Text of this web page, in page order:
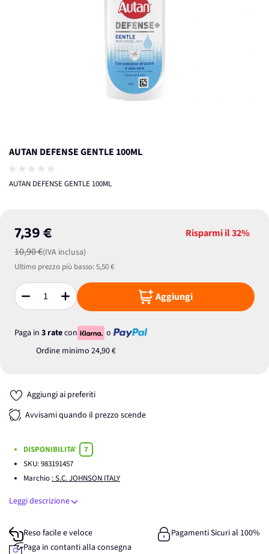
AUTAN DEFENSE GENTLE 100ML
AUTAN DEFENSE GENTLE 100ML
7,39 €
10,90 €(IVA inclusa)
Risparmi il32%
Ultimo prezzo più basso:5,50 €
Quantità Aggiungi
Paga in 3 ratecon
o
Ordine minimo 24,90 €
Aggiungi ai preferiti
Avvisami quando il prezzo scende
DISPONIBILITA'
7
SKU:983191457
Marchio : S.C. JOHNSON ITALY
Leggi descrizione
Reso facile e veloce
Pagamenti Sicuri al 100%
Paga in contanti alla consegna